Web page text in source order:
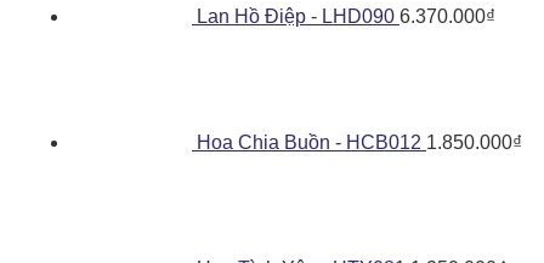
Lan Hồ Điệp - LHD090 6.370.000₫
Hoa Chia Buồn - HCB012 1.850.000₫